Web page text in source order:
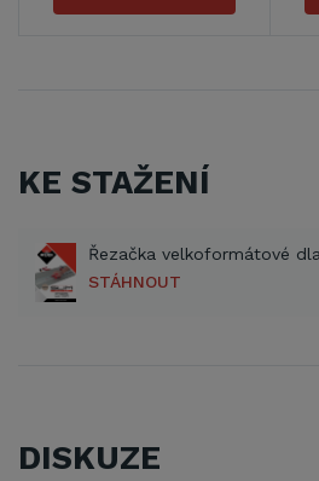
KE STAŽENÍ
STÁHNOUT
DISKUZE